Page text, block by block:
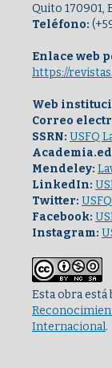
Quito 170901,
Teléfono:
Enlace web
https://
Web
Correo
SSRN: USFQ
Mendeley:
LinkedIn:
Twitter:
Facebook:
Instagram:
Esta obra está
Internacional.